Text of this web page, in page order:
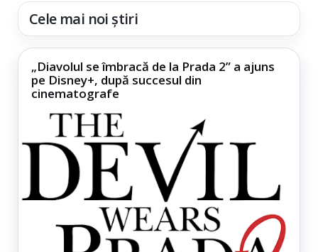
Cele mai noi știri
„Diavolul se îmbracă de la Prada 2” a ajuns
pe Disney+, după succesul din
cinematografe